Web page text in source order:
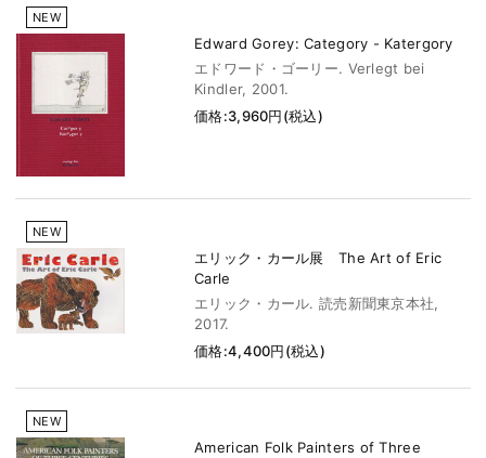
NEW
Edward Gorey: Category - Katergory
エドワード・ゴーリー. Verlegt bei
Kindler, 2001.
価格:3,960円(税込)
NEW
エリック・カール展 The Art of Eric
Carle
エリック・カール. 読売新聞東京本社,
2017.
価格:4,400円(税込)
NEW
American Folk Painters of Three